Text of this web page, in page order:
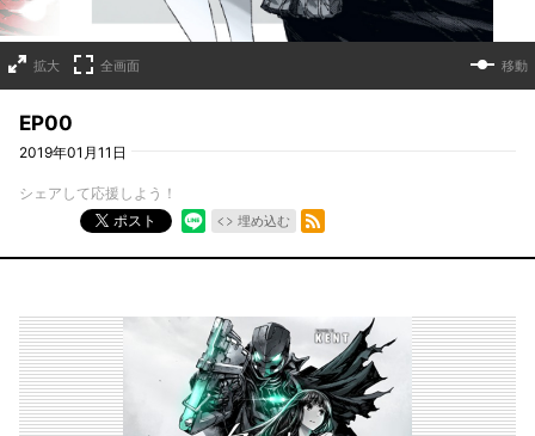
拡大 全画面 移動
EP00
2019年01月11日
シェアして応援しよう！
ポスト
埋め込む
RSSフィード